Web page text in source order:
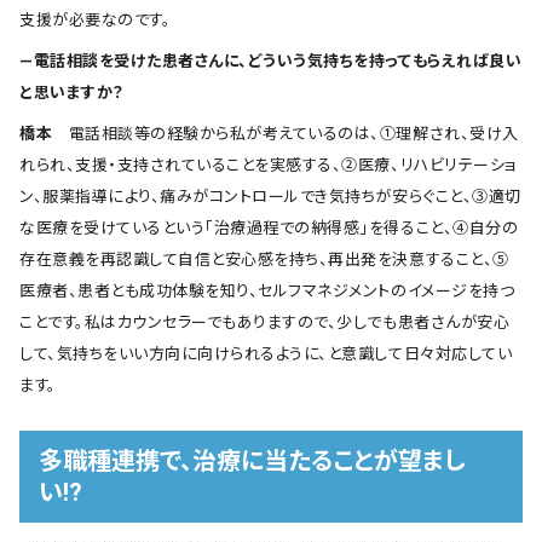
支援が必要なのです。
―電話相談を受けた患者さんに、どういう気持ちを持ってもらえれば良い
と思いますか？
橋本 電話相談等の経験から私が考えているのは、①理解され、受け入
れられ、支援・支持されていることを実感する、②医療、リハビリテーショ
ン、服薬指導により、痛みがコントロールでき気持ちが安らぐこと、③適切
な医療を受けているという「治療過程での納得感」を得ること、④自分の
存在意義を再認識して自信と安心感を持ち、再出発を決意すること、⑤
医療者、患者とも成功体験を知り、セルフマネジメントのイメージを持つ
ことです。私はカウンセラーでもありますので、少しでも患者さんが安心
して、気持ちをいい方向に向けられるように、と意識して日々対応してい
ます。
多職種連携で、治療に当たることが望まし
い!?